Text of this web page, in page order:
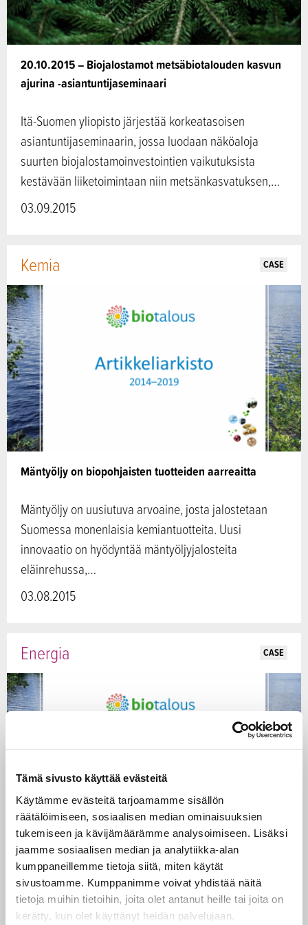
Tämä sivusto käyttää evästeitä
Käytämme evästeitä tarjoamamme sisällön
räätälöimiseen, sosiaalisen median ominaisuuksien
tukemiseen ja kävijämäärämme analysoimiseen. Lisäksi
jaamme sosiaalisen median ja analytiikka-alan
kumppaneillemme tietoja siitä, miten käytät
sivustoamme. Kumppanimme voivat yhdistää näitä
tietoja muihin tietoihin, joita olet antanut heille tai joita on
kerätty, kun olet käyttänyt heidän palvelujaan.
20.10.2015 – Biojalostamot metsäbiotalouden kasvun
ajurina -asiantuntijaseminaari
Itä-Suomen yliopisto järjestää korkeatasoisen
asiantuntijaseminaarin, jossa luodaan näköaloja
suurten biojalostamoinvestointien vaikutuksista
kestävään liiketoimintaan niin metsänkasvatuksen,…
03.09.2015
Mäntyöljy on biopohjaisten tuotteiden aarreaitta
Kemia CASE
Mäntyöljy on uusiutuva arvoaine, josta jalostetaan
Suomessa monenlaisia kemiantuotteita. Uusi
innovaatio on hyödyntää mäntyöljyjalosteita
eläinrehussa,…
03.08.2015
Innovaatiot edellä – UPM valmistaa mäntyöljystä
vähäpäästöistä uusiutuvaa dieseliä
Energia CASE
UPM rakensi Kaukaan tehdasalueelle Lappeenrantaan